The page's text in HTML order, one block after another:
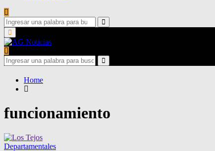
Search
for:
Search
Primary
Menu
Search
for:
Search
Home
funcionamiento
Departamentales